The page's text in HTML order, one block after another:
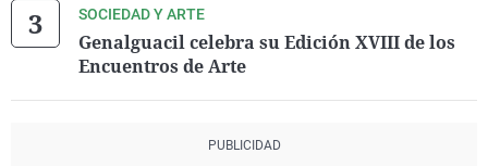
SOCIEDAD Y ARTE
Genalguacil celebra su Edición XVIII de los
Encuentros de Arte